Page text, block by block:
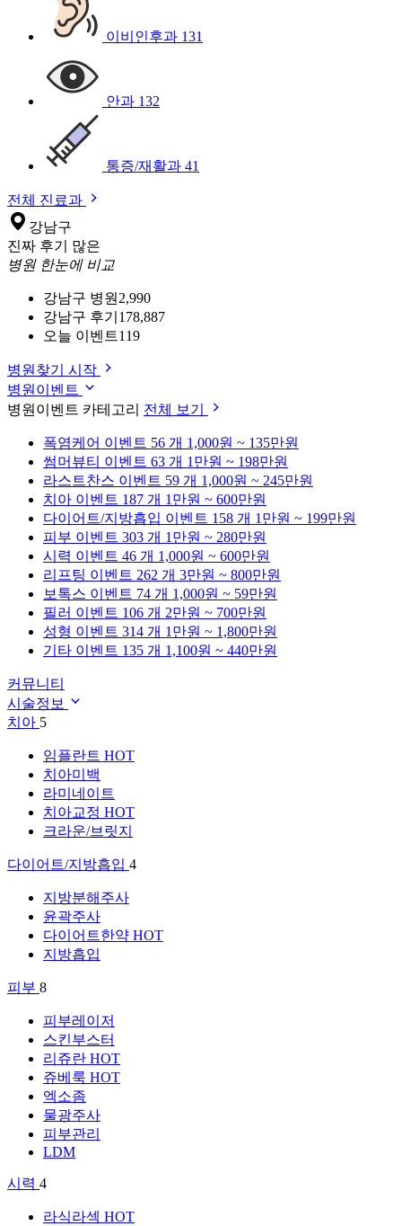
이비인후과 131
안과 132
통증/재활과 41
전체 진료과
강남구
진짜 후기 많은
병원 한눈에 비교
강남구 병원 2,990
강남구 후기 178,887
오늘 이벤트119
병원찾기 시작
병원이벤트
병원이벤트 카테고리 전체 보기
폭염케어 이벤트 56 개 1,000원 ~ 135만원
썸머뷰티 이벤트 63 개 1만원 ~ 198만원
라스트찬스 이벤트 59 개 1,000원 ~ 245만원
치아 이벤트 187 개 1만원 ~ 600만원
다이어트/지방흡입 이벤트 158 개 1만원 ~ 199만원
피부 이벤트 303 개 1만원 ~ 280만원
시력 이벤트 46 개 1,000원 ~ 600만원
리프팅 이벤트 262 개 3만원 ~ 800만원
보톡스 이벤트 74 개 1,000원 ~ 59만원
필러 이벤트 106 개 2만원 ~ 700만원
성형 이벤트 314 개 1만원 ~ 1,800만원
기타 이벤트 135 개 1,100원 ~ 440만원
커뮤니티
시술정보
치아 5
임플란트 HOT
치아미백
라미네이트
치아교정 HOT
크라운/브릿지
다이어트/지방흡입 4
지방분해주사
윤곽주사
다이어트한약 HOT
지방흡입
피부 8
피부레이저
스킨부스터
리쥬란 HOT
쥬베룩 HOT
엑소좀
물광주사
피부관리
LDM
시력 4
라식라섹 HOT